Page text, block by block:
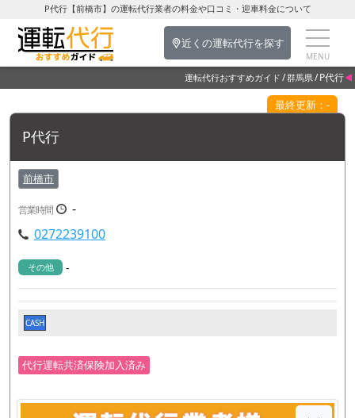
P代行【前橋市】の運転代行業者の料金や口コミ・迎車料金について
近くの運転代行を探す
運転代行おすすめガイド 群馬県 P代行
最終更新：-
P代行
前橋市
営業時間
-
0272239100
その他 -
CASH
代行運転共済保険加入済み